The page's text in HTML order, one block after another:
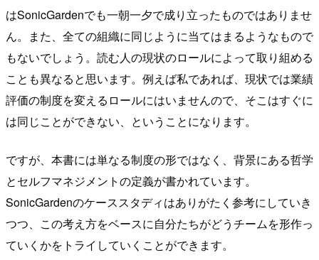
はSonicGardenでも一朝一夕で成り立ったものではありませ
ん。また、全ての組織に同じように当てはまるようなもので
もないでしょう。読む人の現状のロールによって取り組める
ことも異なると思います。例えば私であれば、現状では業績
評価の制度を変えるロールにはいませんので、そこはすぐに
は同じことができない、ということになります。
ですが、本書には単なる制度の形ではなく、背景にある哲学
とセルフマネジメントの定義が書かれています。
SonicGardenのケーススタディはありがたく参考にしていき
つつ、この考え方をベースに自分たちがどうチームを形作っ
ていくかをトライしていくことができます。